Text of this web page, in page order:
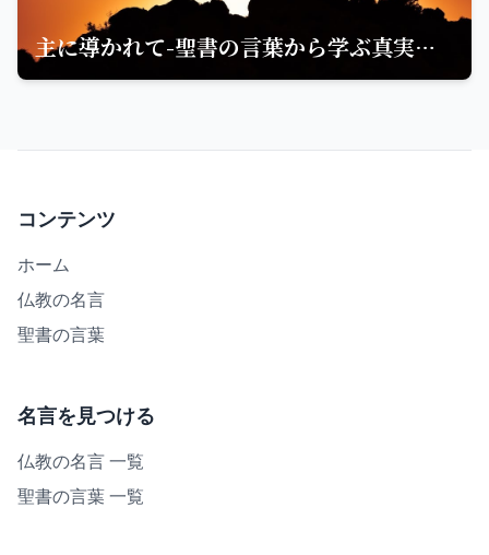
主に導かれて-聖書の言葉から学ぶ真実の強さ
コンテンツ
ホーム
仏教の名言
聖書の言葉
名言を見つける
仏教の名言 一覧
聖書の言葉 一覧